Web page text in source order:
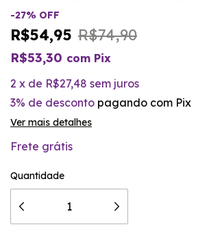
-27% OFF
R$54,95 R$74,90
R$53,30 com Pix
2 x de R$27,48 sem juros
3% de desconto pagando com Pix
Ver mais detalhes
Frete grátis
Quantidade